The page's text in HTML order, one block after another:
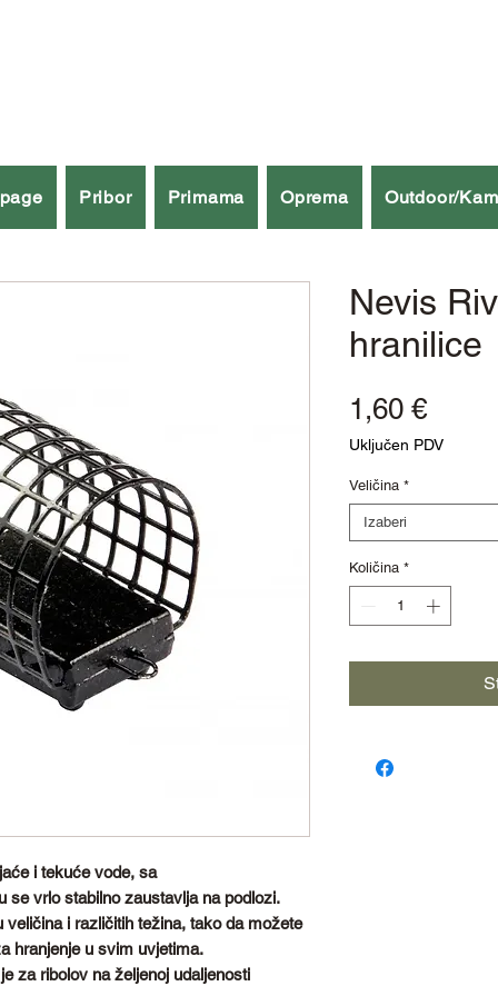
Pribor Primama Oprema Outdoor/
i tekuće vode, sa
se vrlo stabilno zaustavlja na podlozi.
veličina i različitih težina, tako da možete
hranjenje u svim uvjetima.
za ribolov na željenoj udaljenosti
Nevis
hranilice
1,60 €Cijena
Uključen PDV
Veličina *
Izaberi
Količina *